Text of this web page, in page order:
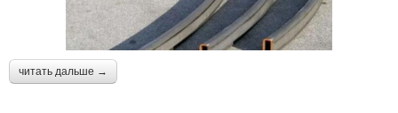
читать дальше →